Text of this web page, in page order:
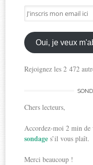
J'inscris
mon
email
ici
Oui, je veux
Rejoignez les 2 472
Chers lecteurs,
Accordez-moi 2 min de
sondages’il vous plaît.
Merci beaucoup !